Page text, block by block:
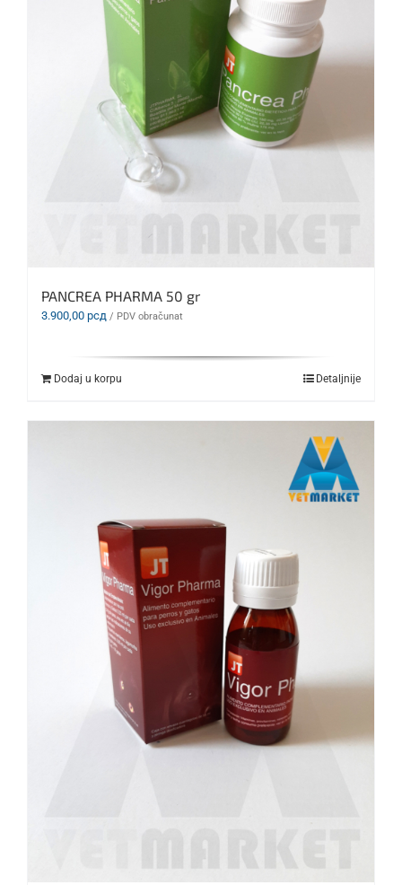
PANCREA PHARMA 50 gr
3.900,00 рсд / PDV obračunat
Dodaj u korpu Detaljnije